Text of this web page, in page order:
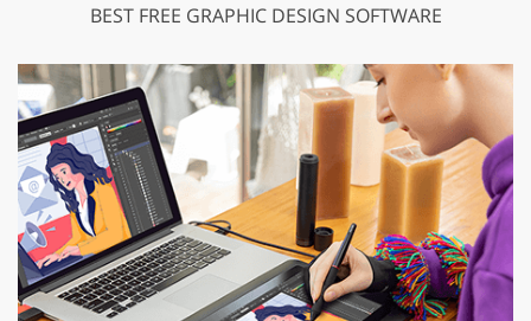
BEST FREE GRAPHIC DESIGN SOFTWARE